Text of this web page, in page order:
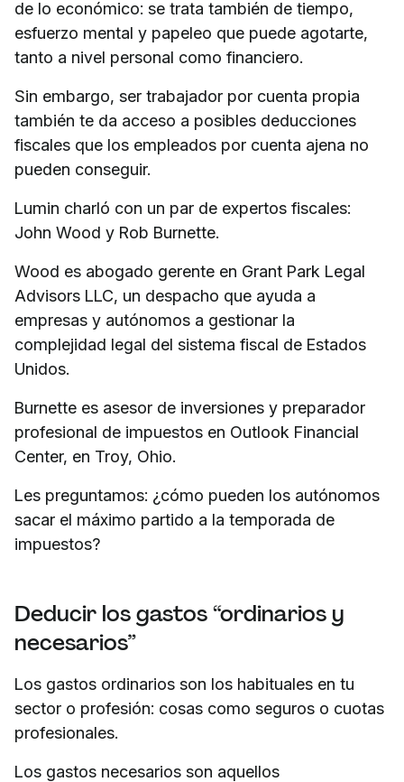
de lo económico: se trata también de tiempo,
esfuerzo mental y papeleo que puede agotarte,
tanto a nivel personal como financiero.
Sin embargo, ser trabajador por cuenta propia
también te da acceso a posibles deducciones
fiscales que los empleados por cuenta ajena no
pueden conseguir.
Lumin charló con un par de expertos fiscales:
John Wood y Rob Burnette.
Wood es abogado gerente en Grant Park Legal
Advisors LLC, un despacho que ayuda a
empresas y autónomos a gestionar la
complejidad legal del sistema fiscal de Estados
Unidos.
Burnette es asesor de inversiones y preparador
profesional de impuestos en Outlook Financial
Center, en Troy, Ohio.
Les preguntamos: ¿cómo pueden los autónomos
sacar el máximo partido a la temporada de
impuestos?
Deducir los gastos “ordinarios y
necesarios”
Los gastos ordinarios son los habituales en tu
sector o profesión: cosas como seguros o cuotas
profesionales.
Los gastos necesarios son aquellos